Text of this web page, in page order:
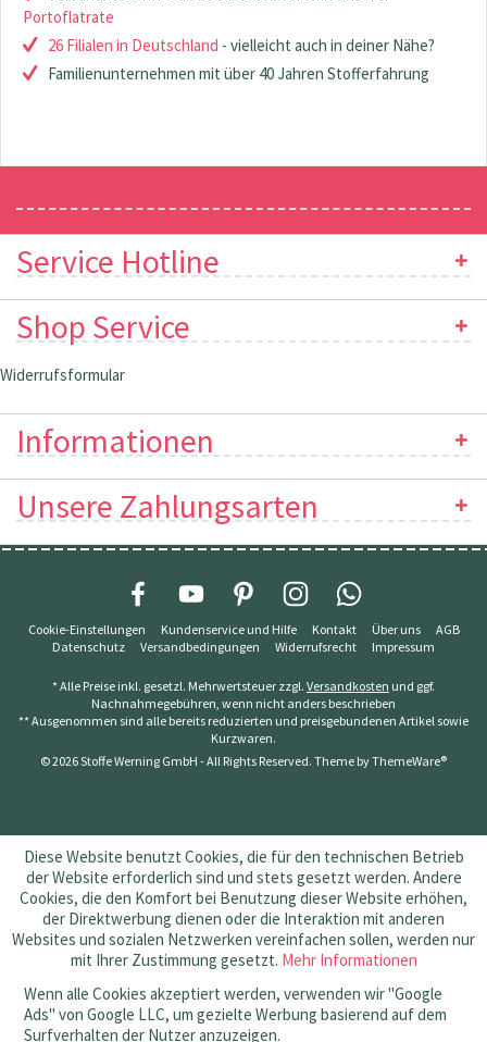
Portoflatrate
26 Filialen in Deutschland - vielleicht auch in deiner Nähe?
Familienunternehmen mit über 40 Jahren Stofferfahrung
Service Hotline
Shop Service
Widerrufsformular
Informationen
Unsere Zahlungsarten
Cookie-Einstellungen Kundenservice und Hilfe Kontakt Über uns
AGB
Datenschutz
Versandbedingungen Widerrufsrecht Impressum
* Alle Preise inkl. gesetzl. Mehrwertsteuer zzgl. Versandkosten und ggf.
Nachnahmegebühren, wenn nicht anders beschrieben
** Ausgenommen sind alle bereits reduzierten und preisgebundenen Artikel sowie
Kurzwaren.
© 2026 Stoffe Werning GmbH - All Rights Reserved. Theme byThemeWare®
Diese Website benutzt Cookies, die für den technischen Betrieb
der Website erforderlich sind und stets gesetzt werden. Andere
Cookies, die den Komfort bei Benutzung dieser Website erhöhen,
der Direktwerbung dienen oder die Interaktion mit anderen
Websites und sozialen Netzwerken vereinfachen sollen, werden nur
mit Ihrer Zustimmung gesetzt. Mehr Informationen
Wenn alle Cookies akzeptiert werden, verwenden wir "Google
Ads" von Google LLC, um gezielte Werbung basierend auf dem
Surfverhalten der Nutzer anzuzeigen.